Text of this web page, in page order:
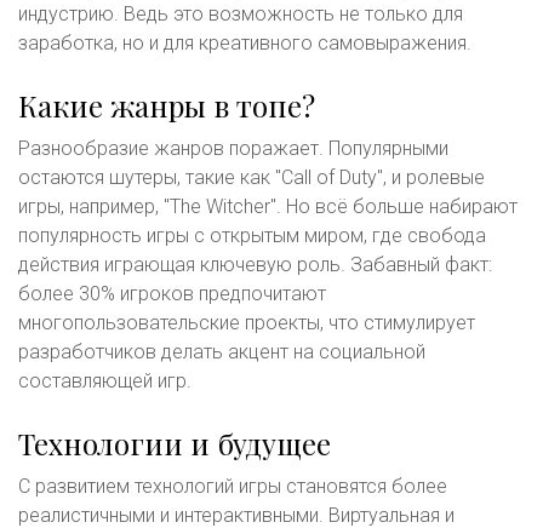
индустрию. Ведь это возможность не только для
заработка, но и для креативного самовыражения.
Какие жанры в топе?
Разнообразие жанров поражает. Популярными
остаются шутеры, такие как "Call of Duty", и ролевые
игры, например, "The Witcher". Но всё больше набирают
популярность игры с открытым миром, где свобода
действия играющая ключевую роль. Забавный факт:
более 30% игроков предпочитают
многопользовательские проекты, что стимулирует
разработчиков делать акцент на социальной
составляющей игр.
Технологии и будущее
С развитием технологий игры становятся более
реалистичными и интерактивными. Виртуальная и